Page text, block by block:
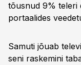
tõusnud 9% teleri
portaalides
Samuti jõuab
seni raskemini